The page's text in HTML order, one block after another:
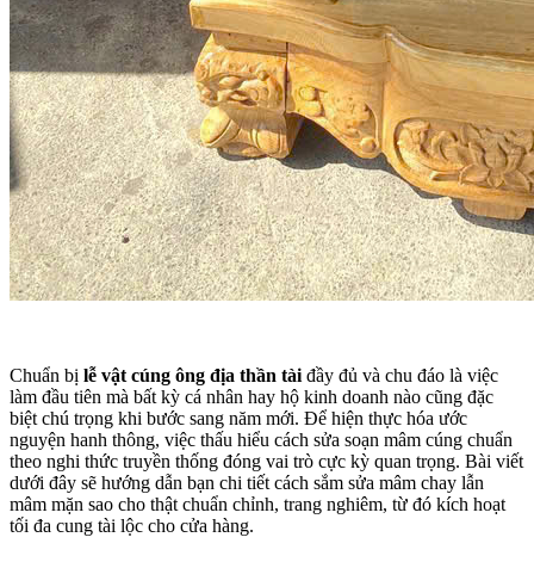
Chuẩn bị lễ vật cúng ông địa thần tài đầy đủ và chu đáo là việc
làm đầu tiên mà bất kỳ cá nhân hay hộ kinh doanh nào cũng đặc
biệt chú trọng khi bước sang năm mới. Để hiện thực hóa ước
nguyện hanh thông, việc thấu hiểu cách sửa soạn mâm cúng chuẩn
theo nghi thức truyền thống đóng vai trò cực kỳ quan trọng. Bài viết
dưới đây sẽ hướng dẫn bạn chi tiết cách sắm sửa mâm chay lẫn
mâm mặn sao cho thật chuẩn chỉnh, trang nghiêm, từ đó kích hoạt
tối đa cung tài lộc cho cửa hàng.